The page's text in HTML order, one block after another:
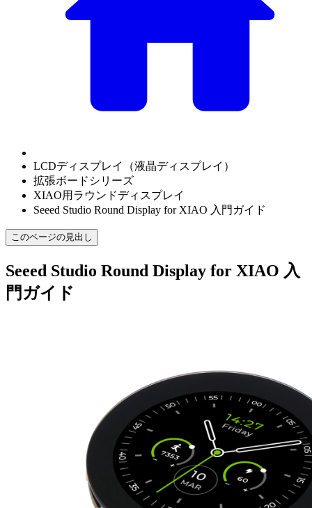
LCDディスプレイ（液晶ディスプレイ）
拡張ボードシリーズ
XIAO用ラウンドディスプレイ
Seeed Studio Round Display for XIAO 入門ガイド
このページの見出し
Seeed Studio Round Display for XIAO 入
門ガイド